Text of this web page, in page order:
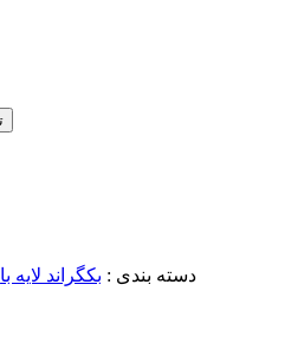
دسته بندی : بکگراند لایه